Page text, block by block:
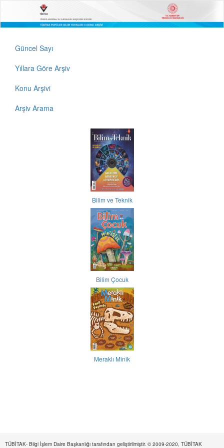
Güncel Sayı
Yıllara Göre Arşiv
Konu Arşivi
Arşiv Arama
Bilim ve Teknik
Bilim Çocuk
Meraklı Minik
TÜBİTAK- Bilgi İşlem Daire Başkanlığı tarafından geliştirilmiştir. © 2009-2020, TÜBİTAK